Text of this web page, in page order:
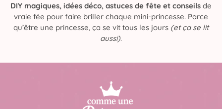
DIY magiques, idées déco, astuces de fête et conseils de
vraie fée pour faire briller chaque mini-princesse. Parce
qu’être une princesse, ça se vit tous les jours (et ça se lit
aussi).